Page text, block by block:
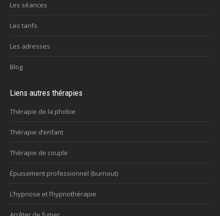
Les séances
Les tarifs
Les adresses
Blog
Liens autres thérapies
Thérapie de la phobie
Thérapie d’enfant
Thérapie de couple
Épuisement professionnel (burnout)
L’hypnose et l’hypnothérapie